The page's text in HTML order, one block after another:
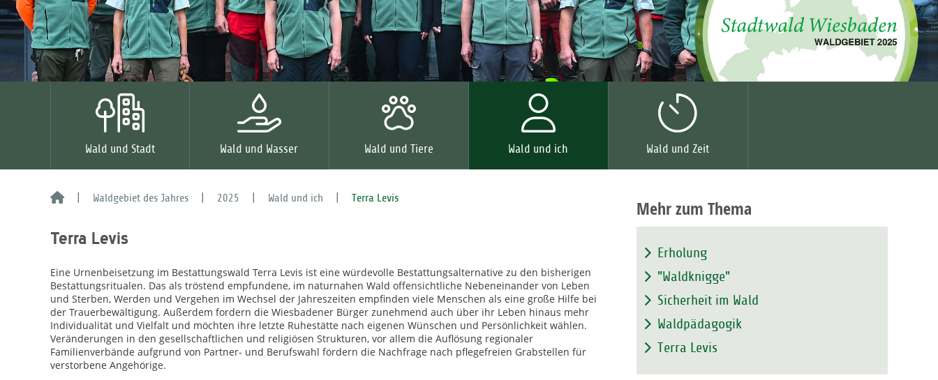
Wald und Stadt Wald und Wasser Wald und Tiere Wald und ich Wald und Zeit
Waldgebiet des Jahres 2025 Wald und ich Terra Levis
Terra Levis
Eine Urnenbeisetzung im Bestattungswald Terra Levis ist eine würdevolle Bestattungsalternative zu den bisherigen
Bestattungsritualen. Das als tröstend empfundene, im naturnahen Wald offensichtliche Nebeneinander von Leben
und Sterben, Werden und Vergehen im Wechsel der Jahreszeiten empfinden viele Menschen als eine große Hilfe bei
der Trauerbewältigung. Außerdem fordern die Wiesbadener Bürger zunehmend auch über ihr Leben hinaus mehr
Individualität und Vielfalt und möchten ihre letzte Ruhestätte nach eigenen Wünschen und Persönlichkeit wählen.
Veränderungen in den gesellschaftlichen und religiösen Strukturen, vor allem die Auflösung regionaler
Familienverbände aufgrund von Partner- und Berufswahl fördern die Nachfrage nach pflegefreien Grabstellen für
verstorbene Angehörige.
Mehr zum Thema
Erholung
"Waldknigge"
Sicherheit im Wald
Waldpädagogik
Terra Levis